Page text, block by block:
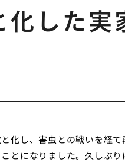
化した
化し、害虫との戦いを経
とになりました。久しぶ